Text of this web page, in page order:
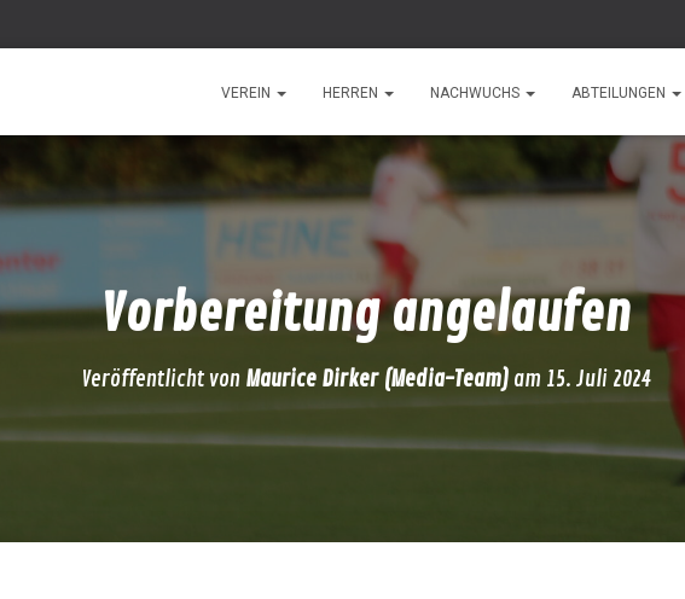
VEREIN HERREN NACHWUCHS ABTEILUNGEN
Vorbereitung angelaufen
Veröffentlicht von Maurice Dirker (Media-Team)am 15. Juli 2024